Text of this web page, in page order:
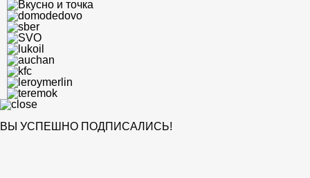
ВЫ УСПЕШНО ПОДПИСАЛИСЬ!